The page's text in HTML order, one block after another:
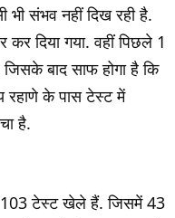
भी संभव नहीं दिख रही है.
दिया गया. वहीं पिछले 1
बाद साफ होगा है कि
रहाणे के पास टेस्ट में
है.
103 टेस्ट खेले हैं. जिसमें 43